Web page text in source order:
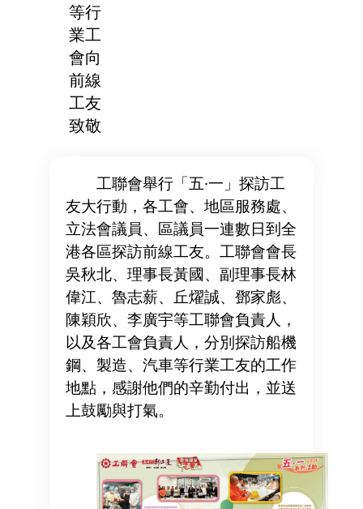
等行
業工
會向
前線
工友
致敬
工聯會舉行「五·一」探訪工
友大行動，各工會、地區服務處、
立法會議員、區議員一連數日到全
港各區探訪前線工友。工聯會會長
吳秋北、理事長黃國、副理事長林
偉江、魯志薪、丘燿誠、鄧家彪、
陳穎欣、李廣宇等工聯會負責人，
以及各工會負責人，分別探訪船機
鋼、製造、汽車等行業工友的工作
地點，感謝他們的辛勤付出，並送
上鼓勵與打氣。